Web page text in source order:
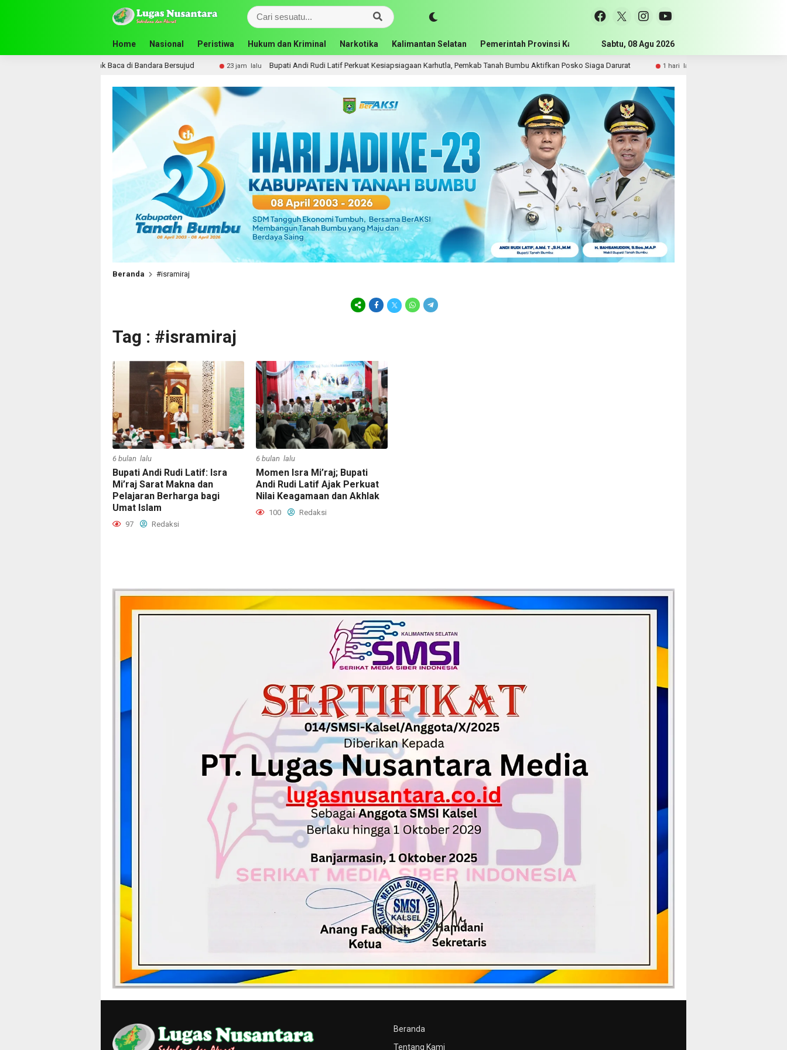
Home Nasional Peristiwa Hukum dan Kriminal Narkotika Kalimantan Selatan Pemerintah Provinsi Kalimantan Selatan Pemerintah Kabupaten Tanah
Sabtu, 08 Agu 2026
Gelar Lapak Baca di Bandara Bersujud 23 jam lalu Bupati Andi Rudi Latif Perkuat Kesiapsiagaan Karhutla, Pemkab Tanah Bumbu Aktifkan Posko Siaga Darurat 1 hari lalu Komisi III DPRD Tanah Bumbu
Beranda #isramiraj
Tag : #isramiraj
6 bulan lalu
Bupati Andi Rudi Latif: Isra
Mi’raj Sarat Makna dan
Pelajaran Berharga bagi
Umat Islam
97 Redaksi
6 bulan lalu
Momen Isra Mi’raj; Bupati
Andi Rudi Latif Ajak Perkuat
Nilai Keagamaan dan Akhlak
100 Redaksi
Beranda
Tentang Kami